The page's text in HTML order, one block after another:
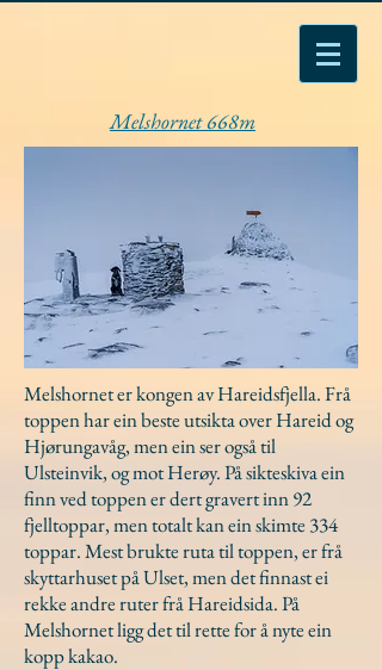
Melshornet 668m
Melshornet er kongen av Hareidsfjella. Frå
toppen har ein beste utsikta over Hareid og
Hjørungavåg, men ein ser også til
Ulsteinvik, og mot Herøy. På sikteskiva ein
finn ved toppen er dert gravert inn 92
fjelltoppar, men totalt kan ein skimte 334
toppar. Mest brukte ruta til toppen, er frå
skyttarhuset på Ulset, men det finnast ei
rekke andre ruter frå Hareidsida. På
Melshornet ligg det til rette for å nyte ein
kopp kakao.